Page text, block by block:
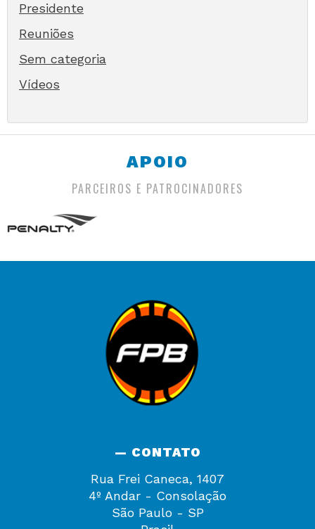
Presidente
Reuniões
Sem categoria
Vídeos
APOIO
PARCEIROS E PATROCINADORES
— CONTATO
Rua Frei Caneca, 1407
4º Andar - Consolação
São Paulo - SP